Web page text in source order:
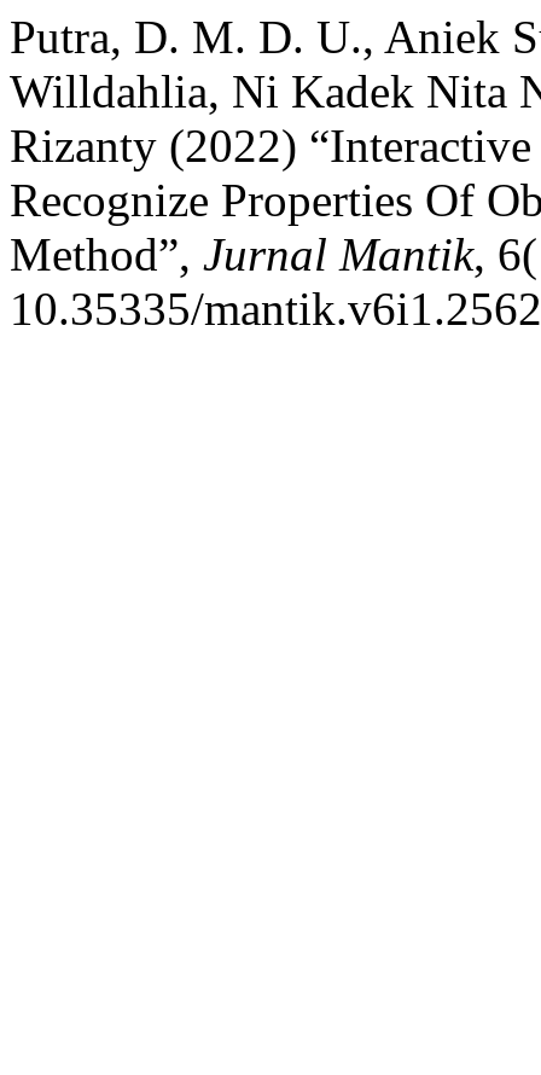
Putra, D. M. D. U., Aniek
Willdahlia, Ni Kadek Nita
Rizanty (2022)
Recognize Properties Of
Method”, Jurnal Mantik,
10.35335/